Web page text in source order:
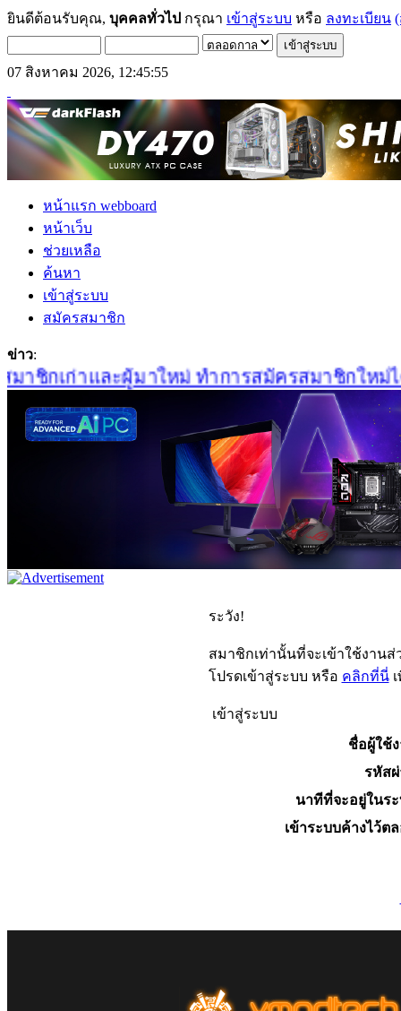
ยินดีต้อนรับคุณ, บุคคลทั่วไป กรุณา เข้าสู่ระบบ หรือ ลงทะเบียน
07 สิงหาคม 2026, 12:45:55
หน้าแรก webboard
หน้าเว็บ
ช่วยเหลือ
ค้นหา
เข้าสู่ระบบ
สมัครสมาชิก
ข่าว:
ชิกเก่าและผู้มาใหม่ ทำการสมัครสมาชิกใหม่ได้
ระวัง!
สมาชิกเท่านั้นที่จะเข้าใช้งานส่
โปรดเข้าสู่ระบบ หรือ คลิกที่นี่เ
เข้าสู่ระบบ
ชื่อผู้ใช้
รหัส
นาทีที่จะอยู่ในร
เข้าระบบค้างไว้ต